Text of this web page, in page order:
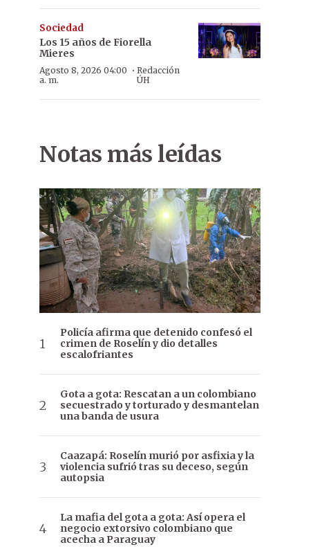
Sociedad
Los 15 años de Fiorella
Mieres
Agosto 8, 2026 04:00
a. m.
· Redacción
ÚH
Notas más leídas
Policía afirma que detenido confesó el
crimen de Roselín y dio detalles
escalofriantes
Gota a gota: Rescatan a un colombiano
secuestrado y torturado y desmantelan
una banda de usura
Caazapá: Roselín murió por asfixia y la
violencia sufrió tras su deceso, según
autopsia
La mafia del gota a gota: Así opera el
negocio extorsivo colombiano que
acecha a Paraguay